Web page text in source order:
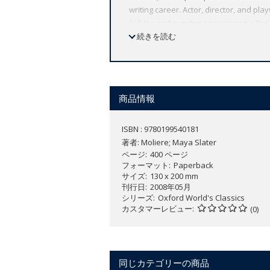
writing career. Actor, director, and
controversial play. The Misanthrope
Wives Criticized and The Impromptu
ABOUT THE SERIES: For over 100
affordable volume reflects Oxford's
続きを読む
商品情報
ISBN : 9780199540181
著者: Moliere; Maya Slater
ページ 400 ページ
フォーマット
Paperback
サイズ 130 x 200 mm
刊行日 2008年05月
シリーズ Oxford World's Classics
カスタマーレビュー
(0)
同じカテゴリーの商品